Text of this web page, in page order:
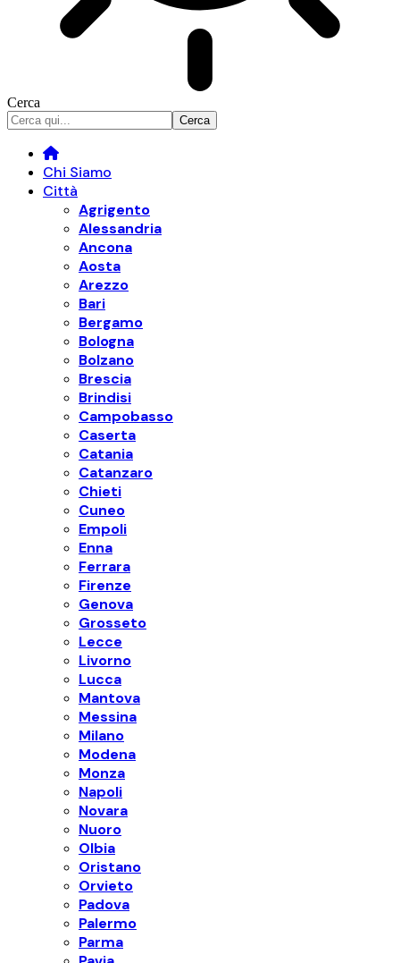
Cerca
Chi Siamo
Città
Agrigento
Alessandria
Ancona
Aosta
Arezzo
Bari
Bergamo
Bologna
Bolzano
Brescia
Brindisi
Campobasso
Caserta
Catania
Catanzaro
Chieti
Cuneo
Empoli
Enna
Ferrara
Firenze
Genova
Grosseto
Lecce
Livorno
Lucca
Mantova
Messina
Milano
Modena
Monza
Napoli
Novara
Nuoro
Olbia
Oristano
Orvieto
Padova
Palermo
Parma